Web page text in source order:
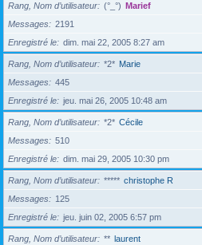
Rang, Nom d’utilisateur (°_°) Marief
Messages
2191
Enregistré le
dim. mai 22, 2005 8:27 am
Rang, Nom d’utilisateur *2* Marie
Messages
445
Enregistré le
jeu. mai 26, 2005 10:48 am
Rang, Nom d’utilisateur *2* Cécile
Messages
510
Enregistré le
dim. mai 29, 2005 10:30 pm
Rang, Nom d’utilisateur ***** christophe R
Messages
125
Enregistré le
jeu. juin 02, 2005 6:57 pm
Rang, Nom d’utilisateur ** laurent